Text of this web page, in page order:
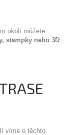
okolí můžete
stampky nebo 3D
víme o těchto